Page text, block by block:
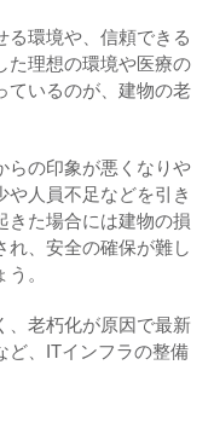
る環境や、信頼できる
た理想の環境や医療の
ているのが、建物の老
らの印象が悪くなりや
人員不足などを引き
きた場合には建物の損
れ、安全の確保が難し
。
、老朽化が原因で最新
ど、ITインフラの整備